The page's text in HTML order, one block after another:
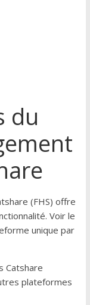
du
(FHS) offre
Voir le
unique par
Catshare
plateformes